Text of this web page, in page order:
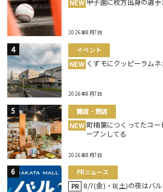
NEW 甲子園に枚方出身の選
2026年8月7日
イベント
NEW くずモにクッピーラム
2026年8月7日
開店・閉店
NEW 町楠葉につくってたコ
ープンしてる
2026年8月7日
PRニュース
PR 8/7(金)・8(土)の夜はバ